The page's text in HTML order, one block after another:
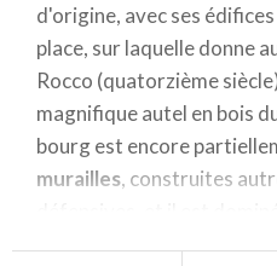
d'origine, avec ses
place, sur laquelle donne
Rocco (quatorzième
magnifique autel en bois
bourg est encore
murailles, construites